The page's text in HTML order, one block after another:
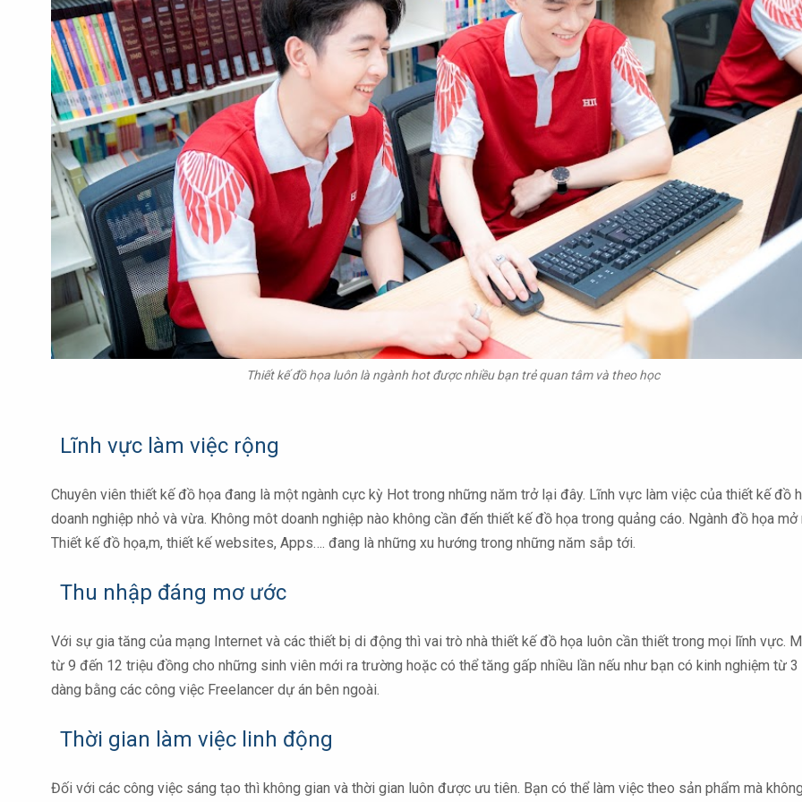
Thiết kế đồ họa luôn là ngành hot được nhiều bạn trẻ quan tâm và theo học
Lĩnh vực làm việc rộng
Chuyên viên thiết kế đồ họa đang là một ngành cực kỳ Hot trong những năm trở lại đây. Lĩnh vực làm việc của thiết kế đồ
doanh nghiệp nhỏ và vừa. Không môt doanh nghiệp nào không cần đến thiết kế đồ họa trong quảng cáo. Ngành đồ họa
Thiết kế đồ họa,m, thiết kế websites, Apps…. đang là những xu hướng trong những năm sắp tới.
Thu nhập đáng mơ ước
Với sự gia tăng của mạng Internet và các thiết bị di động thì vai trò nhà thiết kế đồ họa luôn cần thiết trong mọi lĩnh vực.
từ 9 đến 12 triệu đồng cho những sinh viên mới ra trường hoặc có thể tăng gấp nhiều lần nếu như bạn có kinh nghiệm từ
dàng bằng các công việc Freelancer dự án bên ngoài.
Thời gian làm việc linh động
Đối với các công việc sáng tạo thì không gian và thời gian luôn được ưu tiên. Bạn có thể làm việc theo sản phẩm mà